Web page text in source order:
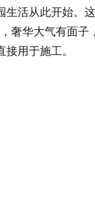
活从此开始。
奢华大气有面子
用于施工。